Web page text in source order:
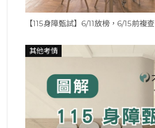
【115身障甄試】6/11放榜，6/15前複查
其他考情